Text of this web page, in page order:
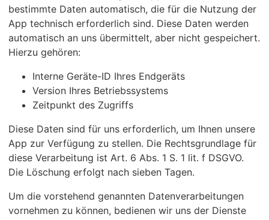
bestimmte Daten automatisch, die für die Nutzung der
App technisch erforderlich sind. Diese Daten werden
automatisch an uns übermittelt, aber nicht gespeichert.
Hierzu gehören:
Interne Geräte-ID Ihres Endgeräts
Version Ihres Betriebssystems
Zeitpunkt des Zugriffs
Diese Daten sind für uns erforderlich, um Ihnen unsere
App zur Verfügung zu stellen. Die Rechtsgrundlage für
diese Verarbeitung ist Art. 6 Abs. 1 S. 1 lit. f DSGVO.
Die Löschung erfolgt nach sieben Tagen.
Um die vorstehend genannten Datenverarbeitungen
vornehmen zu können, bedienen wir uns der Dienste